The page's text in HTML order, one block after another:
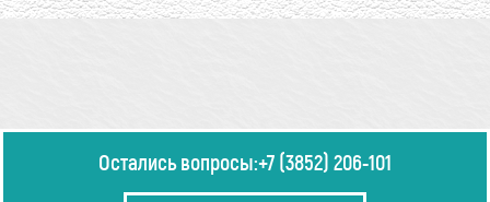
Остались вопросы:+7 (3852) 206-101